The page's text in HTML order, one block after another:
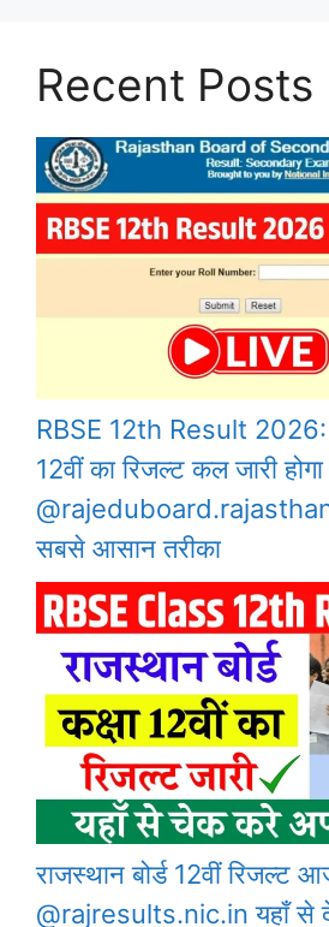
Recent Posts
RBSE 12th Result 2026:
12वीं का रिजल्ट कल जारी होगा
सबसे आसान तरीका
राजस्थान बोर्ड 12वीं रिजल्ट
@rajresults.nic.in यहाँ से